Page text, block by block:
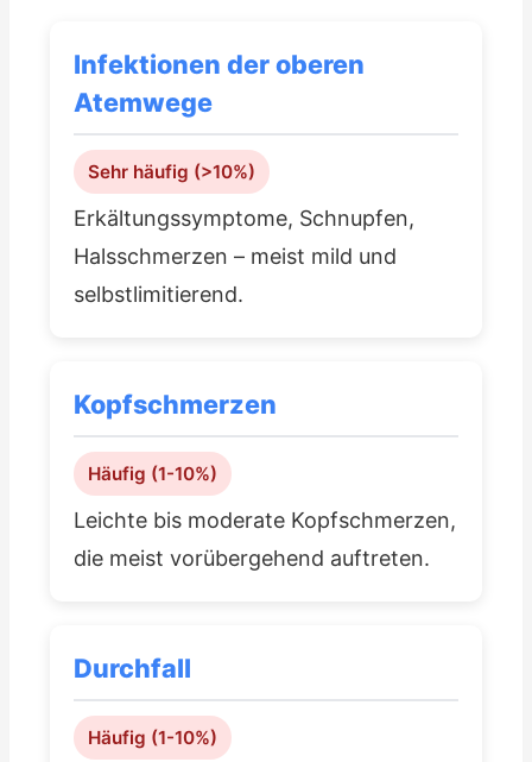
Infektionen der oberen
Atemwege
Sehr häufig (>10%)
Erkältungssymptome, Schnupfen,
Halsschmerzen – meist mild und
selbstlimitierend.
Kopfschmerzen
Häufig (1-10%)
Leichte bis moderate Kopfschmerzen,
die meist vorübergehend auftreten.
Durchfall
Häufig (1-10%)